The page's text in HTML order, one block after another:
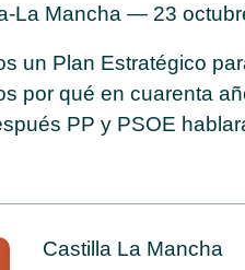
La Mancha — 23
un Plan Estratégico
por qué en cuarenta
PP y PSOE
Castilla La Mancha